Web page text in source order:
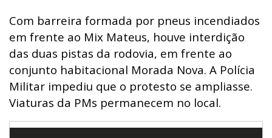
Com barreira formada por pneus incendiados
em frente ao Mix Mateus, houve interdição
das duas pistas da rodovia, em frente ao
conjunto habitacional Morada Nova. A Polícia
Militar impediu que o protesto se ampliasse.
Viaturas da PMs permanecem no local.